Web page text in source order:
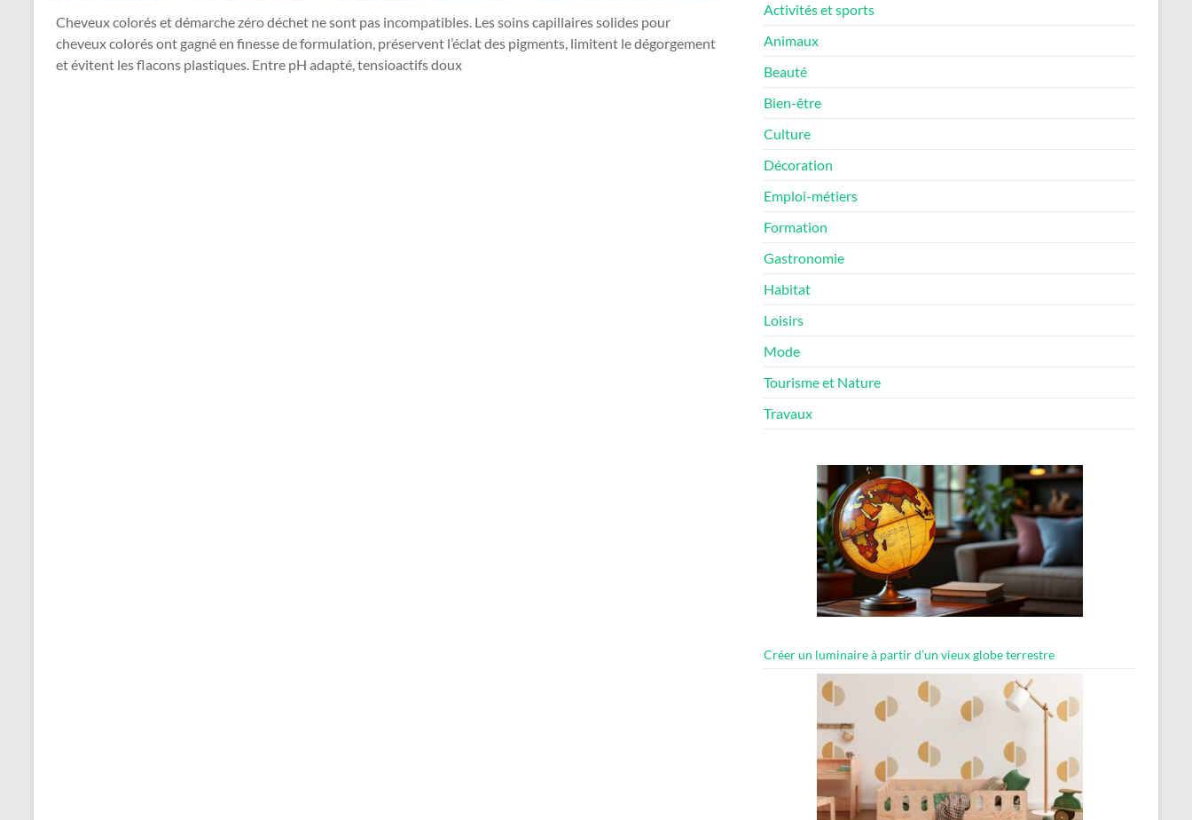
Cheveux colorés et démarche zéro déchet ne sont pas incompatibles. Les soins capillaires solides pour
cheveux colorés ont gagné en finesse de formulation, préservent l’éclat des pigments, limitent le dégorgement
et évitent les flacons plastiques. Entre pH adapté, tensioactifs doux
Activités et sports
Animaux
Beauté
Bien-être
Culture
Décoration
Emploi-métiers
Formation
Gastronomie
Habitat
Loisirs
Mode
Tourisme et Nature
Travaux
Créer un luminaire à partir d’un vieux globe terrestre